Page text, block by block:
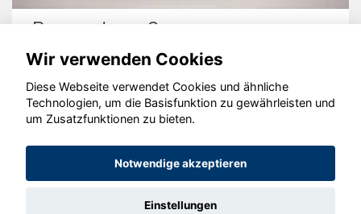
Peugeot 3008
© konjunkturmotor.de GmbH 2020 - 2026
Wir verwenden Cookies
Diese Webseite verwendet Cookies und ähnliche
Technologien, um die Basisfunktion zu gewährleisten und
um Zusatzfunktionen zu bieten.
Notwendige akzeptieren
Einstellungen